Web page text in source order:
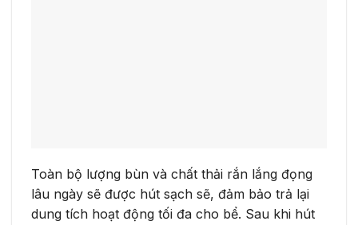
Toàn bộ lượng bùn và chất thải rắn lắng đọng
lâu ngày sẽ được hút sạch sẽ, đảm bảo trả lại
dung tích hoạt động tối đa cho bể. Sau khi hút